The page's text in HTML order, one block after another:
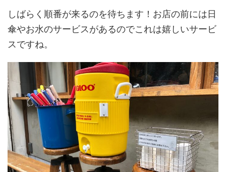
しばらく順番が来るのを待ちます！お店の前には日
傘やお水のサービスがあるのでこれは嬉しいサービ
スですね。